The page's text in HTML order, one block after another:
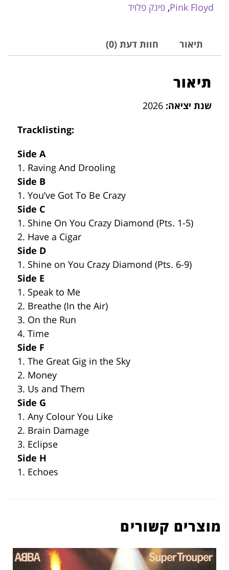
Pink Floyd
, פינק פלויד
תיאור חוות דעת (0)
תיאור
שנת יציאה:
Tracklisting:
Side A
1. Raving And Drooling
Side B
1. You’ve Got To Be Crazy
Side C
1. Shine On You Crazy Diamond (Pts. 1-5)
2. Have a Cigar
Side D
1. Shine on You Crazy Diamond (Pts. 6-9)
Side E
1. Speak to Me
2. Breathe (In the Air)
3. On the Run
4. Time
Side F
1. The Great Gig in the Sky
2. Money
3. Us and Them
Side G
1. Any Colour You Like
2. Brain Damage
3. Eclipse
Side H
1. Echoes
מוצרים קשורים